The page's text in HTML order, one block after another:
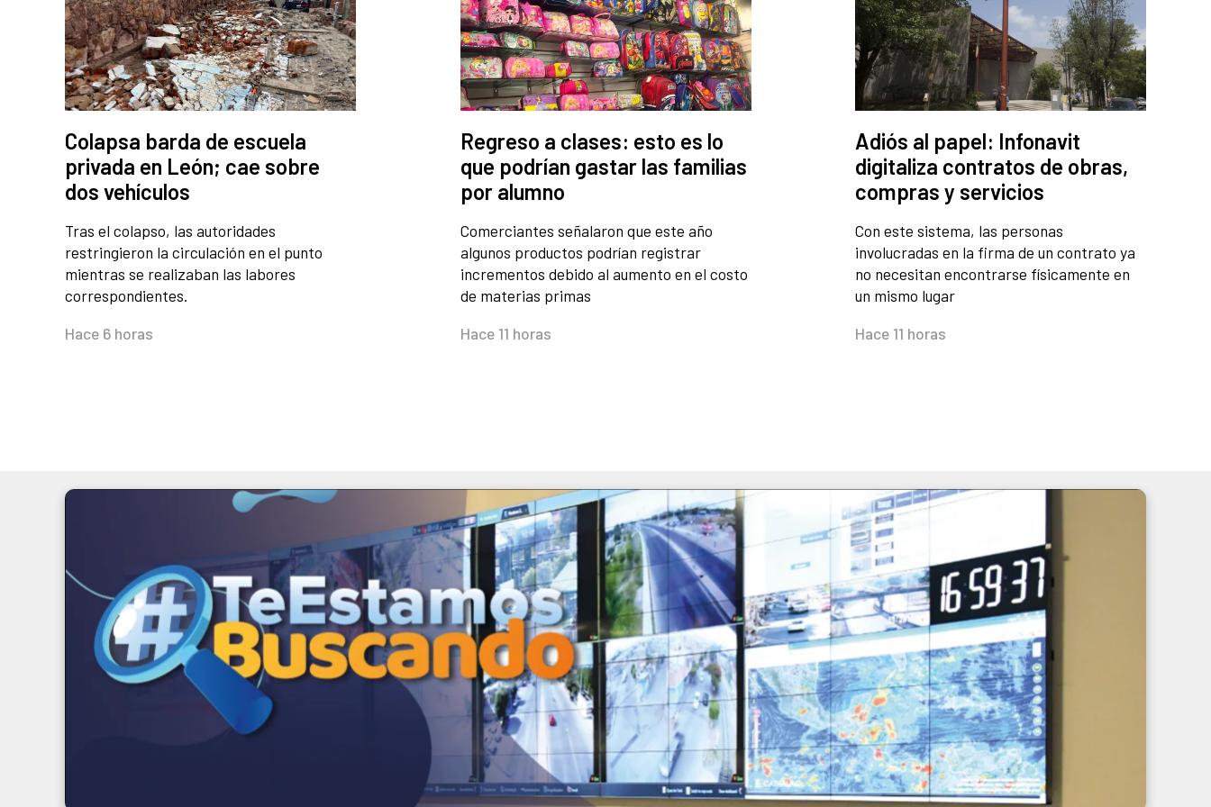
Colapsa barda de escuela
privada en León; cae sobre
dos vehículos
Tras el colapso, las autoridades
restringieron la circulación en el punto
mientras se realizaban las labores
correspondientes.
Hace 6 horas
Regreso a clases: esto es lo
que podrían gastar las familias
por alumno
Comerciantes señalaron que este año
algunos productos podrían registrar
incrementos debido al aumento en el costo
de materias primas
Hace 11 horas
Adiós al papel: Infonavit
digitaliza contratos de obras,
compras y servicios
Con este sistema, las personas
involucradas en la firma de un contrato ya
no necesitan encontrarse físicamente en
un mismo lugar
Hace 11 horas